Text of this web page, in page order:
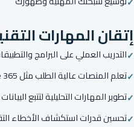
إتقان المهارات
التدريب العملي على البرامج
تعلم المنصات عالية الطلب مثل Office 365 وTableau وSalesforce وغيرها
تطوير المهارات التحليلية لتتبع
تحسين قدرات استكشاف الأخطاء